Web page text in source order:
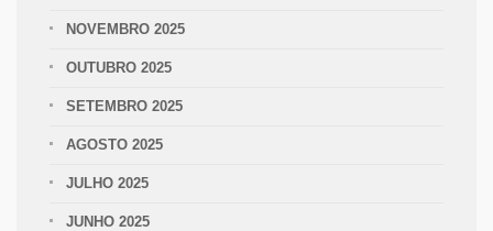
NOVEMBRO 2025
OUTUBRO 2025
SETEMBRO 2025
AGOSTO 2025
JULHO 2025
JUNHO 2025